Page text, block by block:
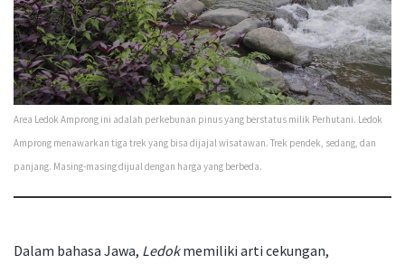
Area Ledok Amprong ini adalah perkebunan pinus yang berstatus milik Perhutani. Ledok
Amprong menawarkan tiga trek yang bisa dijajal wisatawan. Trek pendek, sedang, dan
panjang. Masing-masing dijual dengan harga yang berbeda.
Dalam bahasa Jawa, Ledokmemiliki arti cekungan,